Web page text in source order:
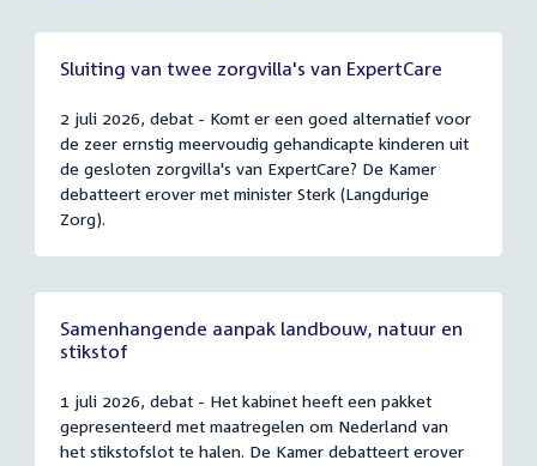
Sluiting van twee zorgvilla's van ExpertCare
2 juli 2026, debat - Komt er een goed alternatief voor
de zeer ernstig meervoudig gehandicapte kinderen uit
de gesloten zorgvilla's van ExpertCare? De Kamer
debatteert erover met minister Sterk (Langdurige
Zorg).
Samenhangende aanpak landbouw, natuur en
stikstof
1 juli 2026, debat - Het kabinet heeft een pakket
gepresenteerd met maatregelen om Nederland van
het stikstofslot te halen. De Kamer debatteert erover